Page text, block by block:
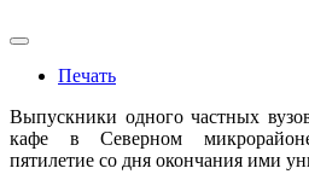
Печать
Выпускники одного частных
кафе в Северном
пятилетие со дня окончания ими